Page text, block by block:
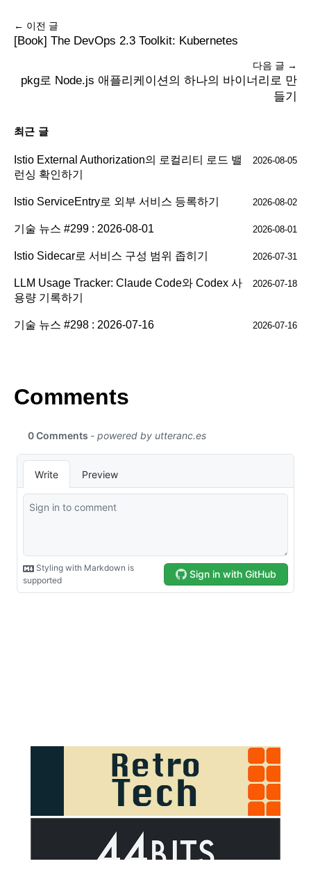
← 이전 글
[Book] The DevOps 2.3 Toolkit: Kubernetes
다음 글 →
pkg로 Node.js 애플리케이션의 하나의 바이너리로 만
들기
최근 글
Istio External Authorization의 로컬리티 로드 밸
런싱 확인하기
2026-08-05
Istio ServiceEntry로 외부 서비스 등록하기 2026-08-02
기술 뉴스 #299 : 2026-08-01 2026-08-01
Istio Sidecar로 서비스 구성 범위 좁히기 2026-07-31
LLM Usage Tracker: Claude Code와 Codex 사
용량 기록하기
2026-07-18
기술 뉴스 #298 : 2026-07-16 2026-07-16
Comments